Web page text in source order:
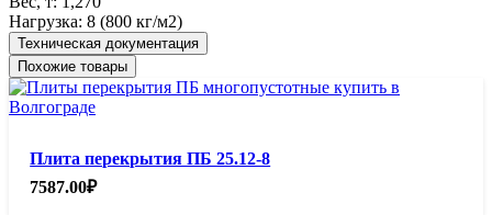
Нагрузка: 8 (800 кг/м2)
Техническая документация
Похожие товары
Плита перекрытия ПБ 25.12-8
7587.00₽